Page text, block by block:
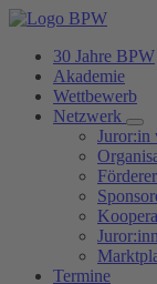
30 Jahre BPW
Akademie
Wettbewerb
Netzwerk
Juror:in
Termine